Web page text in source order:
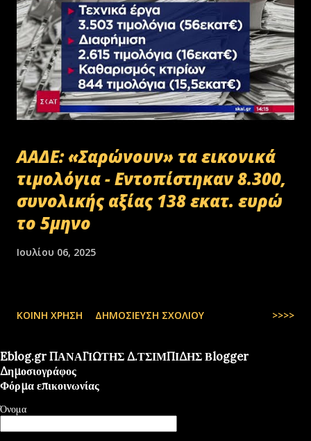
ΑΑΔΕ: «Σαρώνουν» τα εικονικά
τιμολόγια - Εντοπίστηκαν 8.300,
συνολικής αξίας 138 εκατ. ευρώ
το 5μηνο
Ιουλίου 06, 2025
ΚΟΙΝΉ ΧΡΉΣΗ ΔΗΜΟΣΊΕΥΣΗ ΣΧΟΛΊΟΥ >>>>
Eblog.gr ΠΑΝΑΓΙΩΤΗΣ Δ.ΤΣΙΜΠΙΔΗΣ Βlogger
Δημοσιογράφος
Φόρμα επικοινωνίας
Όνομα